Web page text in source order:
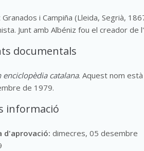
Granados i Campiña (Lleida, Segrià,
Junt amb Albéniz fou el creador de
documentals
enciclopèdia catalana. Aquest nom
de 1979.
informació
d'aprovació:dimecres, 05 desembre